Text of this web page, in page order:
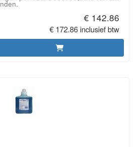
€ 142.86
€ 172.86 inclusief btw